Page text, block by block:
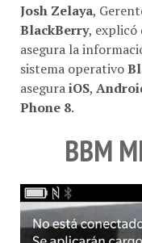
Josh Zelaya,
BlackBerry, explicó
asegura la
sistema operativo
aseguraiOS,
Phone 8.
BBM